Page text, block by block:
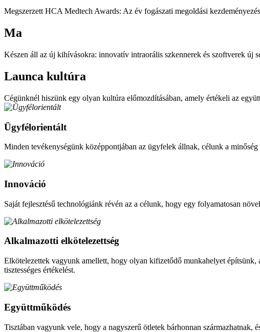
Megszerzett HCA Medtech Awards: Az év fogászati ​​megoldási
Ma
Készen áll az új kihívásokra: innovatív intraorális szkennerek és szoftverek új
Launca kultúra
Cégünknél hiszünk egy olyan kultúra előmozdításában, amely értékeli az
Ügyfélorientált
Minden tevékenységünk középpontjában az ügyfelek állnak, célunk a
Innováció
Saját fejlesztésű technológiánk révén az a célunk, hogy egy folyamatosan
Alkalmazotti elkötelezettség
Elkötelezettek vagyunk amellett, hogy olyan kifizetődő munkahelyet építsünk,
tisztességes értékelést.
Együttműködés
Tisztában vagyunk vele, hogy a nagyszerű ötletek bárhonnan származhatnak,